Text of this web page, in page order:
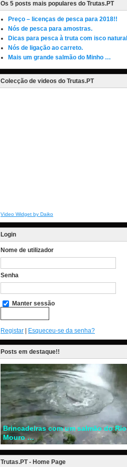
Os 5 posts mais populares do Trutas.PT
Preço – licenças de pesca para 2018!!
Nós de pesca para amostras.
Dicas para pesca à truta com isco natural
Nós de ligação ao carreto.
Mais um grande salmão do Minho …
Colecção de videos do Trutas.PT
Video Widget by Daiko
Login
Nome de utilizador
Senha
Manter sessão
Registar | Esqueceu-se da senha?
Posts em destaque!!
Brincadeiras com um salmão do Rio
Mouro …
Trutas.PT - Home Page